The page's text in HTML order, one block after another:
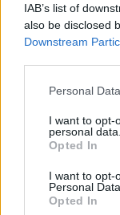
IAB’s list of
also be disclosed
Downstream
Please note that
not limited to
grant or deny
use your data for
consent section.
Personal
I want to opt-
personal data.
Opted In
I want to opt-
Personal Data.
Opted In
Το καλά
των Αγίων και